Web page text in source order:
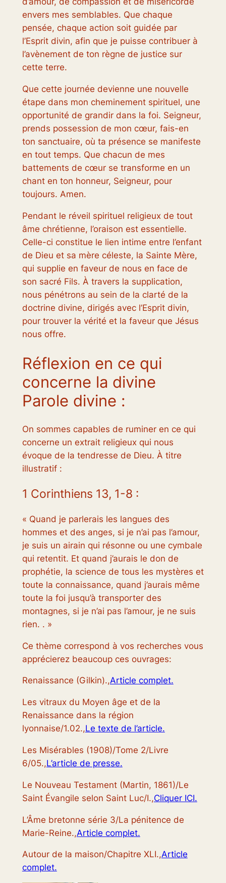
envers mes semblables. Que chaque
pensée, chaque action soit guidée par
l’Esprit divin, afin que je puisse contribuer à
l’avènement de ton règne de justice sur
cette terre.
Que cette journée devienne une nouvelle
étape dans mon cheminement spirituel, une
opportunité de grandir dans la foi. Seigneur,
prends possession de mon cœur, fais-en
ton sanctuaire, où ta présence se manifeste
en tout temps. Que chacun de mes
battements de cœur se transforme en un
chant en ton honneur, Seigneur, pour
toujours. Amen.
Pendant le réveil spirituel religieux de tout
âme chrétienne, l’oraison est essentielle.
Celle-ci constitue le lien intime entre l’enfant
de Dieu et sa mère céleste, la Sainte Mère,
qui supplie en faveur de nous en face de
son sacré Fils. À travers la supplication,
nous pénétrons au sein de la clarté de la
doctrine divine, dirigés avec l’Esprit divin,
pour trouver la vérité et la faveur que Jésus
nous offre.
Réflexion en ce qui
concerne la divine
Parole divine :
On sommes capables de ruminer en ce qui
concerne un extrait religieux qui nous
évoque de la tendresse de Dieu. À titre
illustratif :
1 Corinthiens 13, 1-8 :
« Quand je parlerais les langues des
hommes et des anges, si je n’ai pas l’amour,
je suis un airain qui résonne ou une cymbale
qui retentit. Et quand j’aurais le don de
prophétie, la science de tous les mystères et
toute la connaissance, quand j’aurais même
toute la foi jusqu’à transporter des
montagnes, si je n’ai pas l’amour, je ne suis
rien. . »
Ce thème correspond à vos recherches vous
apprécierez beaucoup ces ouvrages:
Renaissance (Gilkin).,Article complet.
Les vitraux du Moyen âge et de la
Renaissance dans la région
lyonnaise/1.02.,Le texte de l’article.
Les Misérables (1908)/Tome 2/Livre
6/05.,L’article de presse.
Le Nouveau Testament (Martin, 1861)/Le
Saint Évangile selon Saint Luc/I.,Cliquer ICI.
L’Âme bretonne série 3/La pénitence de
Marie-Reine.,Article complet.
Autour de la maison/Chapitre XLI.,Article
complet.